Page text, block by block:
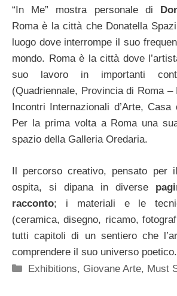
“In Me” mostra personale di
Roma è la città che Donatella
luogo dove interrompe il suo
mondo. Roma è la città dove
suo lavoro in importanti
(Quadriennale, Provincia di Roma –
Incontri Internazionali d’Arte,
Per la prima volta a Roma una
spazio della Galleria Oredaria.
Il percorso creativo, pensato per
ospita, si dipana in diverse
racconto; i materiali e le
(ceramica, disegno, ricamo,
tutti capitoli di un sentiero che
comprendere il suo universo poetico.
Categorie
Exhibitions, Giovane Arte, Must